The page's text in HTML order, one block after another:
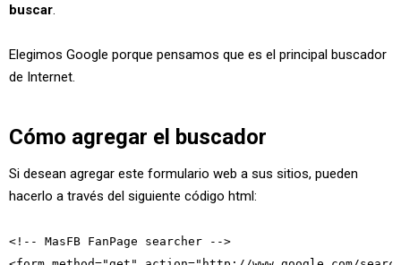
buscar.
Elegimos Google porque pensamos que es el principal buscador
de Internet.
Cómo agregar el buscador
Si desean agregar este formulario web a sus sitios, pueden
hacerlo a través del siguiente código html:
<!-- MasFB FanPage searcher -->